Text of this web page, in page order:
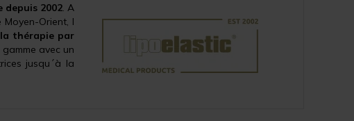
depuis 2002. A
Moyen-Orient, l
la thérapie par
avec un
jusqu´à la